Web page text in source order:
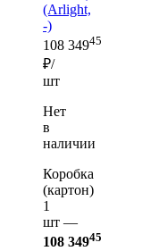
(Arlight,
-)
108 34945
₽/
шт
Нет
в
наличии
Коробка
(картон)
1
шт —
108 34945